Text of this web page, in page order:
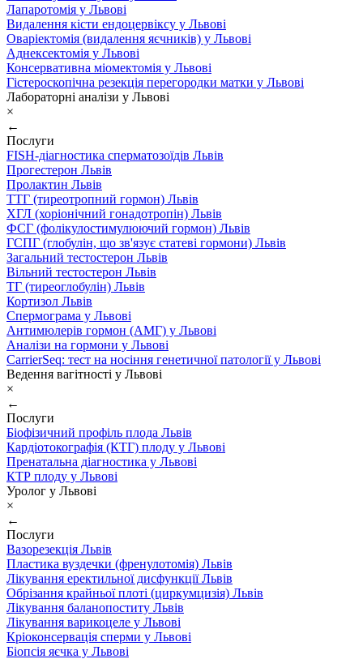
Лапаротомія у Львові
Видалення кісти ендоцервіксу у Львові
Оваріектомія (видалення яєчників) у Львові
Аднексектомія у Львові
Консервативна міомектомія у Львові
Гістероскопічна резекція перегородки матки у Львові
Лабораторні аналізи у Львові
×
←
Послуги
FISH-діагностика сперматозоїдів Львів
Прогестерон Львів
Пролактин Львів
ТТГ (тиреотропний гормон) Львів
ХГЛ (хоріонічний гонадотропін) Львів
ФСГ (фолікулостимулюючий гормон) Львів
ГСПГ (глобулін, що зв'язує статеві гормони) Львів
Загальний тестостерон Львів
Вільний тестостерон Львів
ТГ (тиреоглобулін) Львів
Кортизол Львів
Спермограма у Львові
Антимюлерів гормон (АМГ) у Львові
Аналізи на гормони у Львові
CarrierSeq: тест на носіння генетичної патології у Львові
Ведення вагітності у Львові
×
←
Послуги
Біофізичний профіль плода Львів
Кардіотокографія (КТГ) плоду у Львові
Пренатальна діагностика у Львові
КТР плоду у Львові
Уролог у Львові
×
←
Послуги
Вазорезекція Львів
Пластика вуздечки (френулотомія) Львів
Лікування еректильної дисфункції Львів
Обрізання крайньої плоті (циркумцизія) Львів
Лікування баланопоститу Львів
Лікування варикоцеле у Львові
Кріоконсервація сперми у Львові
Біопсія яєчка у Львові